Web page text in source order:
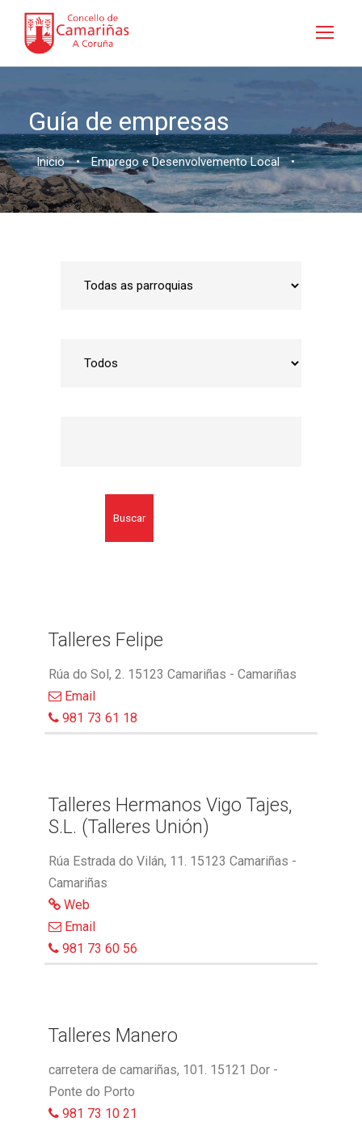
Guía de empresas
Inicio • Emprego e Desenvolvemento Local •
Buscar
Talleres Felipe
Rúa do Sol, 2. 15123 Camariñas - Camariñas
Email
981 73 61 18
Talleres Hermanos Vigo Tajes,
S.L. (Talleres Unión)
Rúa Estrada do Vilán, 11. 15123 Camariñas -
Camariñas
Web
Email
981 73 60 56
Talleres Manero
carretera de camariñas, 101. 15121 Dor -
Ponte do Porto
981 73 10 21